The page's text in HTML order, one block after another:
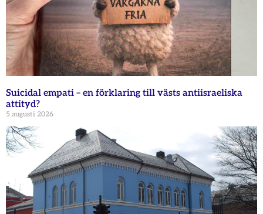
Suicidal empati – en förklaring till västs antiisraeliska
attityd?
5 augusti 2026